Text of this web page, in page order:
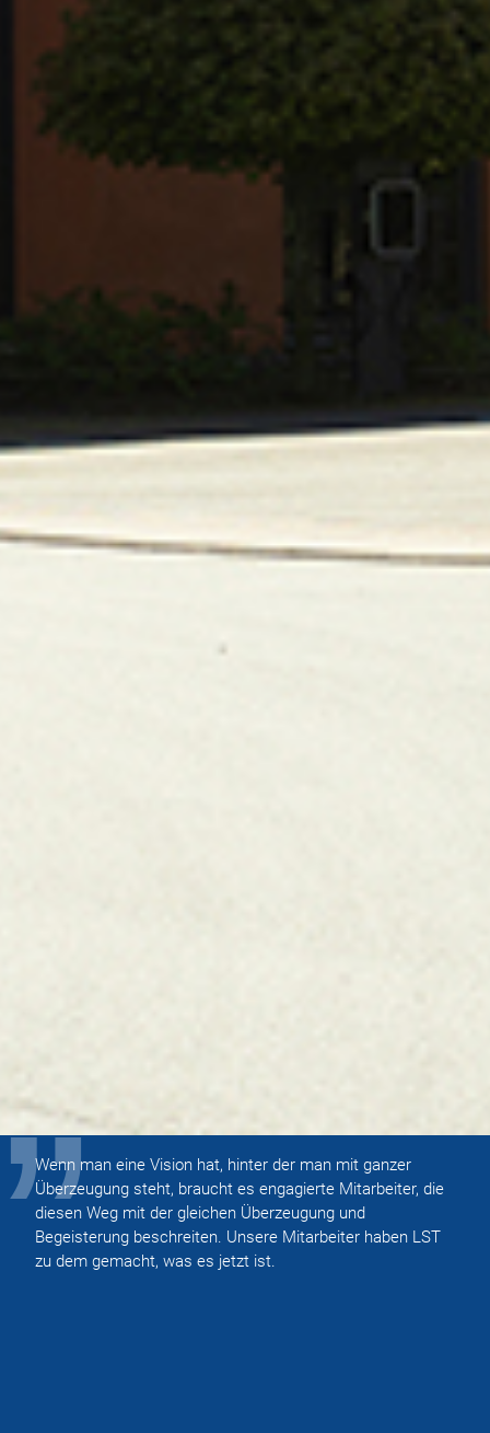
Wenn man eine Vision hat, hinter der man mit ganzer
Überzeugung steht, braucht es engagierte Mitarbeiter, die
diesen Weg mit der gleichen Überzeugung und
Begeisterung beschreiten. Unsere Mitarbeiter haben LST
zu dem gemacht, was es jetzt ist.